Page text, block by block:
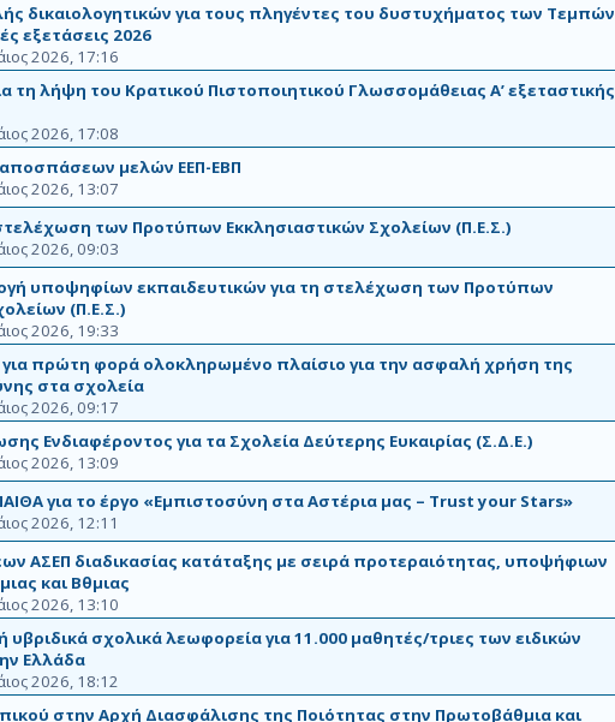
δικαιολογητικών για τους πληγέντες του δυστυχήματος των Τεμπών
εξετάσεις 2026
2026, 17:16
τη λήψη του Κρατικού Πιστοποιητικού Γλωσσομάθειας Α’ εξεταστικής
2026, 17:08
μελών ΕΕΠ-ΕΒΠ
2026, 13:07
των Προτύπων Εκκλησιαστικών Σχολείων (Π.Ε.Σ.)
2026, 09:03
υποψηφίων εκπαιδευτικών για τη στελέχωση των Προτύπων
(Π.Ε.Σ.)
2026, 19:33
για πρώτη φορά ολοκληρωμένο πλαίσιο για την ασφαλή χρήση της
στα σχολεία
2026, 09:17
Ενδιαφέροντος για τα Σχολεία Δεύτερης Ευκαιρίας (Σ.Δ.Ε.)
2026, 13:09
για το έργο «Εμπιστοσύνη στα Αστέρια μας – Trust your Stars»
2026, 12:11
ΑΣΕΠ διαδικασίας κατάταξης με σειρά προτεραιότητας, υποψήφιων
και Βθμιας
2026, 13:10
υβριδικά σχολικά λεωφορεία για 11.000 μαθητές/τριες των ειδικών
Ελλάδα
2026, 18:12
στην Αρχή Διασφάλισης της Ποιότητας στην Πρωτοβάθμια και